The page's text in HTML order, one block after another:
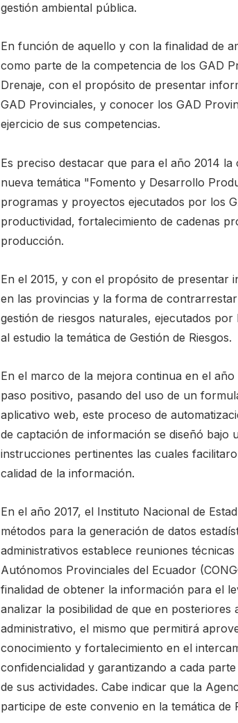
gestión ambiental pública.
En función de aquello y con la finalidad de
como parte de la competencia de los GAD
Drenaje, con el propósito de presentar
GAD Provinciales, y conocer los GAD
ejercicio de sus competencias.
Es preciso destacar que para el año 2014
nueva temática "Fomento y Desarrollo
programas y proyectos ejecutados por los
productividad, fortalecimiento de cadenas
producción.
En el 2015, y con el propósito de presentar
en las provincias y la forma de
gestión de riesgos naturales, ejecutados
al estudio la temática de Gestión de Riesgos.
En el marco de la mejora continua en el
paso positivo, pasando del uso de un
aplicativo web, este proceso de
de captación de información se diseñó bajo
instrucciones pertinentes las cuales
calidad de la información.
En el año 2017, el Instituto Nacional de
métodos para la generación de datos
administrativos establece reuniones
Autónomos Provinciales del Ecuador
finalidad de obtener la información para el
analizar la posibilidad de que en
administrativo, el mismo que permitirá
conocimiento y fortalecimiento en el
confidencialidad y garantizando a cada
de sus actividades. Cabe indicar que la
participe de este convenio en la temática de